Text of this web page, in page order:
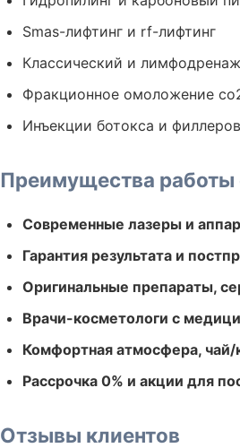
Smas-лифтинг и rf-лифтинг
Классический и
Фракционное омоложение
Инъекции ботокса и филлеров
Преимущества работы
Современные лазеры и
Гарантия результата и
Оригинальные препараты,
Врачи-косметологи с
Комфортная атмосфера,
Рассрочка 0% и акции для
Отзывы клиентов